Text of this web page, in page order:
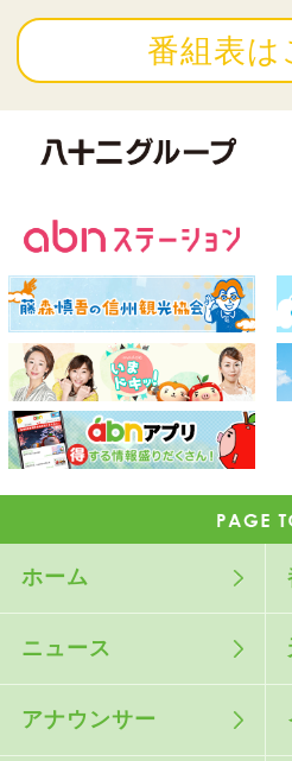
番組表は
ホーム
ニュース
アナウンサー